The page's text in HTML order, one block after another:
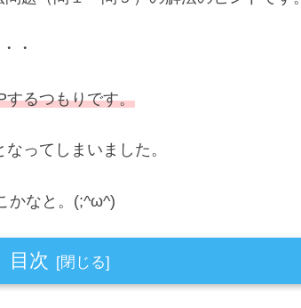
・
するつもりです。
ってしまいました。
かなと。(;^ω^)
目次